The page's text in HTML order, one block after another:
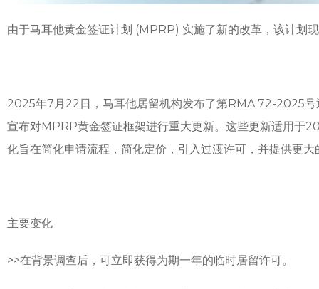
由于马耳他黄金签证计划 (MPRP) 实施了新的改革，该计划
2025年7月22日，马耳他居留机构发布了第RMA 72-2025
宣布对MPRP黄金签证框架进行重大更新。这些更新适用于
化旨在简化申请流程，简化定价，引入过渡许可，并提供更
主要变化
>>在背景调查后，可立即获得为期一年的临时居留许可。